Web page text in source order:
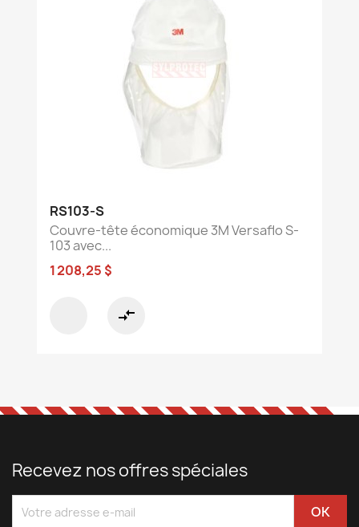
RS103-S
Couvre-tête économique 3M Versaflo S-
103 avec...
1 208,25 $
compare_arrows
Recevez nos offres spéciales